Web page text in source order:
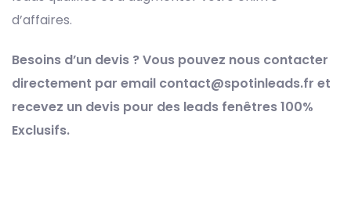
d’affaires.
Besoins d’un devis ? Vous pouvez nous contacter
directement par email contact@spotinleads.fr et
recevez un devis pour des leads fenêtres 100%
Exclusifs.